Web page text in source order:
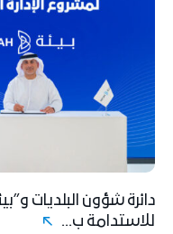
دائرة شؤون البلديات
للاستدامة ب...